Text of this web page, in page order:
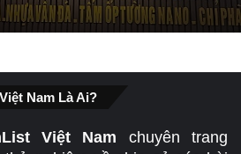
sàn nhựa – tấm nhựa ốp
uy tín
Nam Là Ai?
Việt Nam chuyên trang